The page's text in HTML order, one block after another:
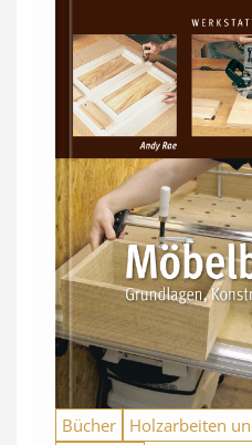
Bücher
Holzarbeiten